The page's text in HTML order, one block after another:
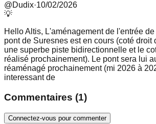
@Dudix·10/02/2026
💡
Hello Altis, L'aménagement de l'entrée
pont de Suresnes est en cours (coté droit
une superbe piste bidirectionnelle et le
réalisé prochainement). Le pont sera lui
réaménagé prochainement (mi 2026 à
interessant de
Commentaires (1)
Connectez-vous pour commenter